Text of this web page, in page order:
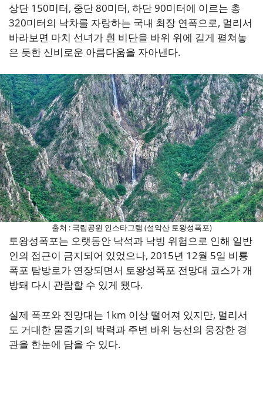
상단 150미터, 중단 80미터, 하단 90미터에 이르는 총
320미터의 낙차를 자랑하는 국내 최장 연폭으로, 멀리서
바라보면 마치 선녀가 흰 비단을 바위 위에 길게 펼쳐놓
은 듯한 신비로운 아름다움을 자아낸다.
출처 : 국립공원 인스타그램 (설악산 토왕성폭포)
토왕성폭포는 오랫동안 낙석과 낙빙 위험으로 인해 일반
인의 접근이 금지되어 있었으나, 2015년 12월 5일 비룡
폭포 탐방로가 연장되면서 토왕성폭포 전망대 코스가 개
방돼 다시 관람할 수 있게 됐다.
실제 폭포와 전망대는 1km 이상 떨어져 있지만, 멀리서
도 거대한 물줄기의 박력과 주변 바위 능선의 웅장한 경
관을 한눈에 담을 수 있다.